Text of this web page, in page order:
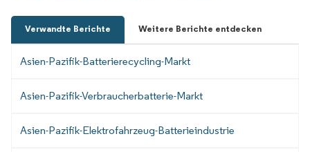
Verwandte Berichte Weitere Berichte entdecken
Asien-Pazifik-Batterierecycling-Markt
Asien-Pazifik-Verbraucherbatterie-Markt
Asien-Pazifik-Elektrofahrzeug-Batterieindustrie